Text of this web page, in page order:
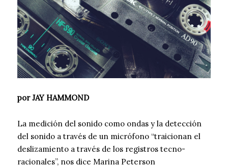
por JAY HAMMOND
La medición del sonido como ondas y la detección
del sonido a través de un micrófono “traicionan el
deslizamiento a través de los registros tecno-
racionales”, nos dice Marina Peterson